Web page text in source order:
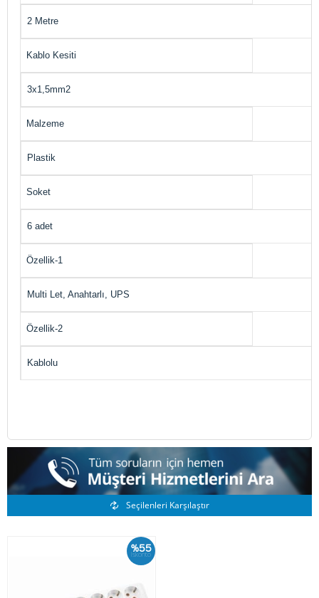
2 Metre
Kablo Kesiti
3x1,5mm2
Malzeme
Plastik
Soket
6 adet
Özellik-1
Multi Let, Anahtarlı, UPS
Özellik-2
Kablolu
Benzer Ürünler
Seçilenleri Karşılaştır
%55
İskonto